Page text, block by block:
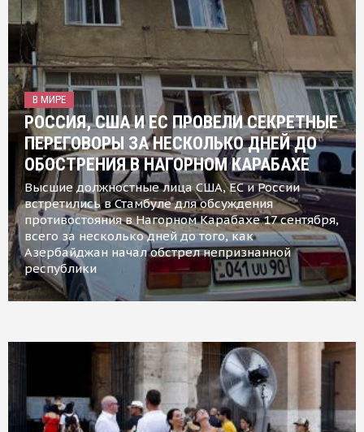
В МИРЕ
РОССИЯ, США И ЕС ПРОВЕЛИ СЕКРЕТНЫЕ
ПЕРЕГОВОРЫ ЗА НЕСКОЛЬКО ДНЕЙ ДО
ОБОСТРЕНИЯ В НАГОРНОМ КАРАБАХЕ
Высшие должностные лица США, ЕС и России
встретились в Стамбуле для обсуждения
противостояния в Нагорном Карабахе 17 сентября,
всего за несколько дней до того, как
Азербайджан начал обстрел непризнанной
республики